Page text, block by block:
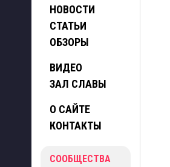
НОВОСТИ
СТАТЬИ
ОБЗОРЫ
ВИДЕО
ЗАЛ СЛАВЫ
О САЙТЕ
КОНТАКТЫ
СООБЩЕСТВА